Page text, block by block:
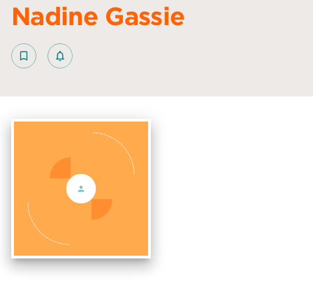
Nadine Gassie
bookmark_border notifications_none_outlined